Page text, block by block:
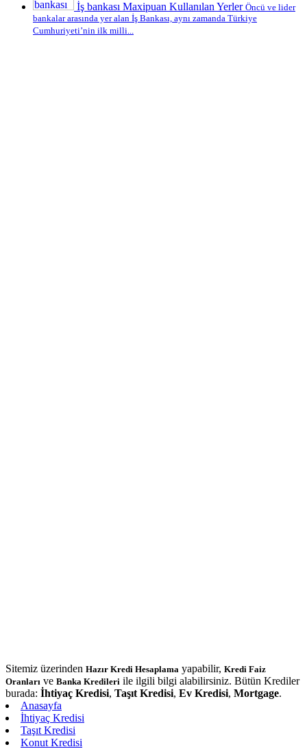
İş bankası Maxipuan Kullanılan Yerler Öncü ve lider
bankalar arasında yer alan İş Bankası, aynı zamanda Türkiye
Cumhuriyeti’nin ilk milli...
Sitemiz üzerinden Hazır Kredi Hesaplama yapabilir, Kredi Faiz
Oranları ve Banka Kredileri ile ilgili bilgi alabilirsiniz. Bütün Krediler
burada: İhtiyaç Kredisi, Taşıt Kredisi, Ev Kredisi, Mortgage.
Anasayfa
İhtiyaç Kredisi
Taşıt Kredisi
Konut Kredisi